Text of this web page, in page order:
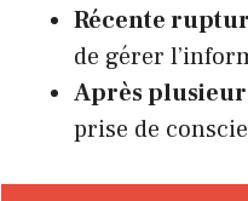
Récente
de gérer
Après
prise de